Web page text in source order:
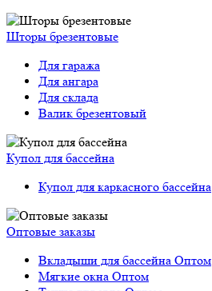
Шторы брезентовые
Для гаража
Для ангара
Для склада
Валик брезентовый
Купол для бассейна
Купол для каркасного бассейна
Оптовые заказы
Вкладыши для бассейна Оптом
Мягкие окна Оптом